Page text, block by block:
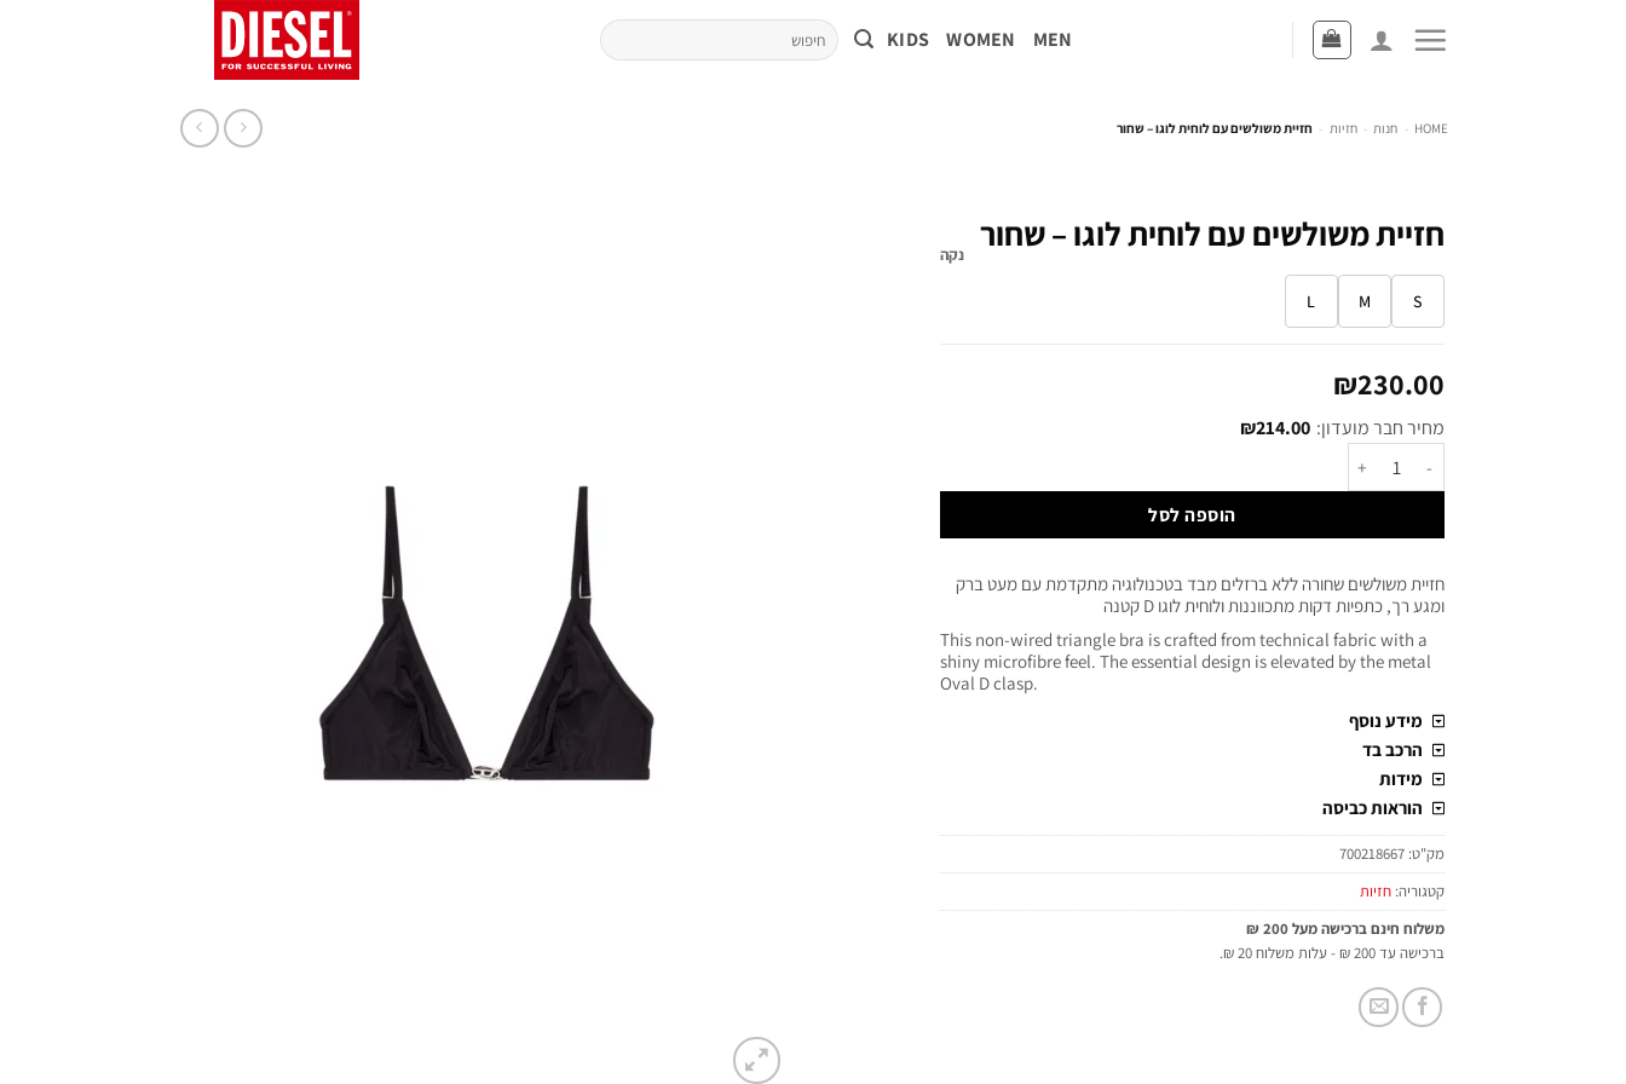
MEN
WOMEN
KIDS
HOME
- חנות - חזיות - חזיית משולשים עם לוחית לוגו – שחור
חזיית משולשים עם לוחית לוגו – שחור
S
M
L
נקה
₪230.00
מחיר חבר מועדון: ₪214.00
הוספה לסל
חזיית משולשים שחורה ללא ברזלים מבד בטכנולוגיה מתקדמת עם מעט ברק
ומגע רך, כתפיות דקות מתכווננות ולוחית לוגו D קטנה
This non-wired triangle bra is crafted from technical fabric with a
shiny microfibre feel. The essential design is elevated by the metal
Oval D clasp.
מידע נוסף
הרכב בד
מידות
הוראות כביסה
מק"ט: 700218667
קטגוריה: חזיות
משלוח חינם ברכישה מעל 200 ₪
ברכישה עד 200 ₪ - עלות משלוח 20 ₪.